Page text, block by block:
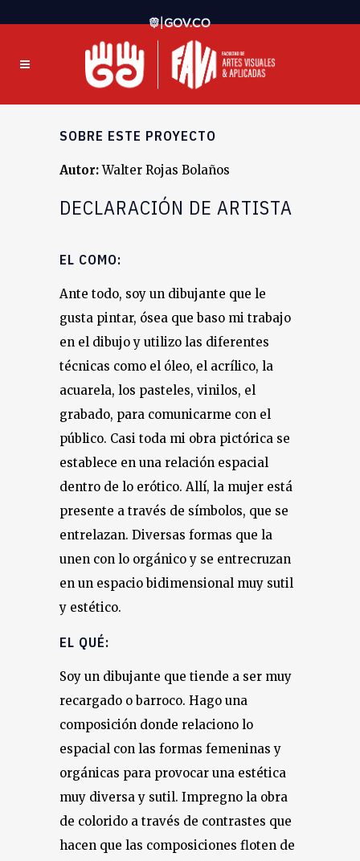
SOBRE ESTE PROYECTO
Autor:Walter Rojas Bolaños
DECLARACIÓN DE ARTISTA
EL COMO:
Ante todo, soy un dibujante que le
gusta pintar, ósea que baso mi trabajo
en el dibujo y utilizo las diferentes
técnicas como el óleo, el acrílico, la
acuarela, los pasteles, vinilos, el
grabado, para comunicarme con el
público. Casi toda mi obra pictórica se
establece en una relación espacial
dentro de lo erótico. Allí, la mujer está
presente a través de símbolos, que se
entrelazan. Diversas formas que la
unen con lo orgánico y se entrecruzan
en un espacio bidimensional muy sutil
y estético.
EL QUÉ:
Soy un dibujante que tiende a ser muy
recargado o barroco. Hago una
composición donde relaciono lo
espacial con las formas femeninas y
orgánicas para provocar una estética
muy diversa y sutil. Impregno la obra
de colorido a través de contrastes que
hacen que las composiciones floten de